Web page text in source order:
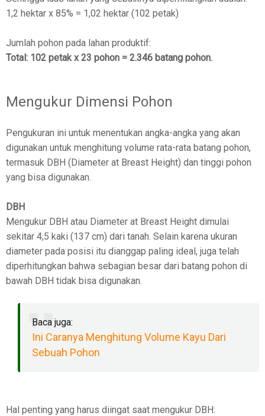
1,2 hektar x 85% = 1,02 hektar (102 petak)
Jumlah pohon pada lahan produktif:
Total: 102 petak x 23 pohon = 2.346 batang pohon.
Mengukur Dimensi Pohon
Pengukuran ini untuk menentukan angka-angka yang akan
digunakan untuk menghitung volume rata-rata batang pohon,
termasuk DBH (Diameter at Breast Height) dan tinggi pohon
yang bisa digunakan.
DBH
Mengukur DBH atau Diameter at Breast Height dimulai
sekitar 4,5 kaki (137 cm) dari tanah. Selain karena ukuran
diameter pada posisi itu dianggap paling ideal, juga telah
diperhitungkan bahwa sebagian besar dari batang pohon di
bawah DBH tidak bisa digunakan.
Baca juga:
Ini Caranya Menghitung Volume Kayu Dari
Sebuah Pohon
Hal penting yang harus diingat saat mengukur DBH: